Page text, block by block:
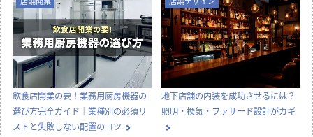
飲食店開業の要！業務用厨房機器の
選び方完全ガイド｜業種別の必須リ
ストと失敗しない配置のコツ
地下店舗の内装を成功させるには？
照明・換気・ファサード設計がカギ